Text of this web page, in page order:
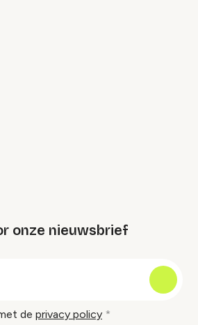
onze nieuwsbrief
de privacy policy